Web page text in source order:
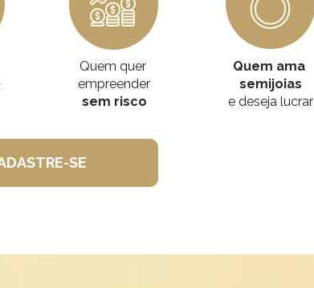
Quem quer
empreender
sem risco
Quem ama
semijoias
e deseja lucrar
SE